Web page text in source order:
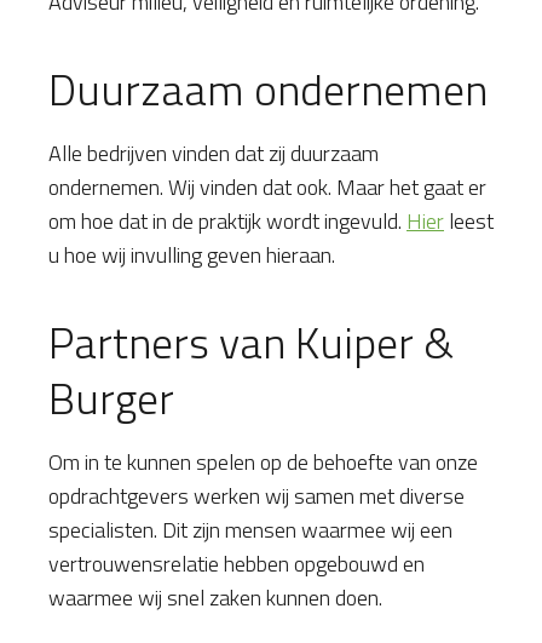
Duurzaam ondernemen
Alle bedrijven vinden dat zij duurzaam
ondernemen. Wij vinden dat ook. Maar het gaat er
om hoe dat in de praktijk wordt ingevuld. Hierleest
u hoe wij invulling geven hieraan.
Partners van Kuiper &
Burger
Om in te kunnen spelen op de behoefte van onze
opdrachtgevers werken wij samen met diverse
specialisten. Dit zijn mensen waarmee wij een
vertrouwensrelatie hebben opgebouwd en
waarmee wij snel zaken kunnen doen.